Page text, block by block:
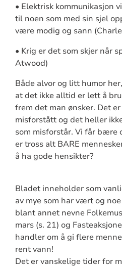
• Elektrisk kommunikasjon
til noen som med sin sjel
være modig og sann
• Krig er det som skjer når
Atwood)
Både alvor og litt humor
at det ikke alltid er lett å
frem det man ønsker. Det
misforstått og det heller
som misforstår. Vi får bære
er tross alt BARE
å ha gode hensikter?
Bladet inneholder som
av mye som har vært og
blant annet nevne
mars (s. 21) og
handler om å gi flere
rent vann!
Det er vanskelige tider for